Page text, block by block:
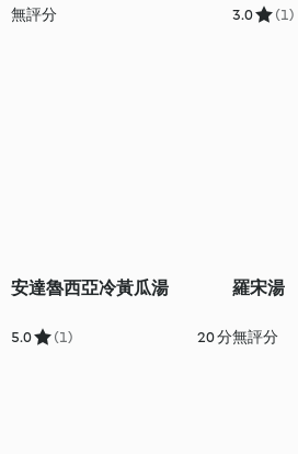
無評分 3.0 (1)
安達魯西亞冷黃瓜湯
5.0 (1) 20 分
羅宋湯
無評分